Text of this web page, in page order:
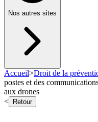
Nos autres sites
Accueil>Droit de la
postes et des
aux drones
<
Retour